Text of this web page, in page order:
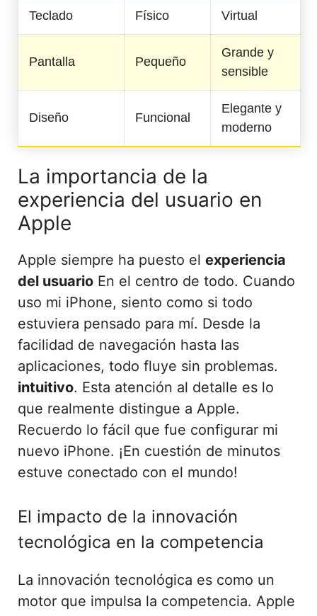
Teclado Físico Virtual
Pantalla Pequeño
Grande y
sensible
Diseño Funcional
Elegante y
moderno
La importancia de la
experiencia del usuario en
Apple
Apple siempre ha puesto el experiencia
del usuario En el centro de todo. Cuando
uso mi iPhone, siento como si todo
estuviera pensado para mí. Desde la
facilidad de navegación hasta las
aplicaciones, todo fluye sin problemas.
intuitivo. Esta atención al detalle es lo
que realmente distingue a Apple.
Recuerdo lo fácil que fue configurar mi
nuevo iPhone. ¡En cuestión de minutos
estuve conectado con el mundo!
El impacto de la innovación
tecnológica en la competencia
La innovación tecnológica es como un
motor que impulsa la competencia. Apple